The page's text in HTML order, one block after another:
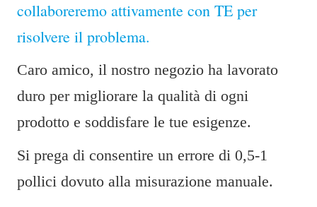
collaboreremo attivamente con TE per
risolvere il problema.
Caro amico, il nostro negozio ha lavorato
duro per migliorare la qualità di ogni
prodotto e soddisfare le tue esigenze.
Si prega di consentire un errore di 0,5-1
pollici dovuto alla misurazione manuale.